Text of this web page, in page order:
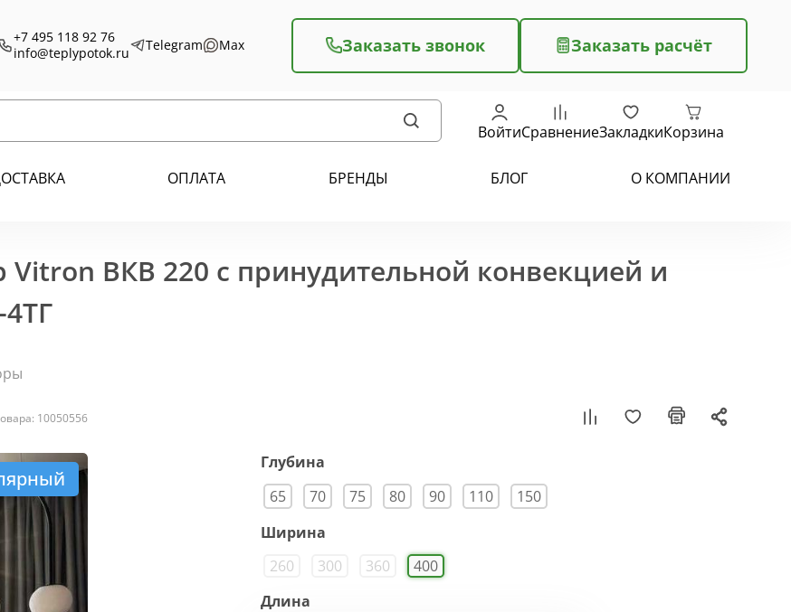
+7 495 118 92 76
info@teplypotok.ru
Telegram Max Заказать звонок Заказать расчёт
ВойтиСравнениеЗакладкиКорзина
ОПЛАТА БРЕНДЫ БЛОГ О КОМПАНИИ
ВКВ 220 с принудительной конвекцией и
10050556
Глубина
65
70 75 80 90 110
150
Ширина
260
300 360
400
Длина